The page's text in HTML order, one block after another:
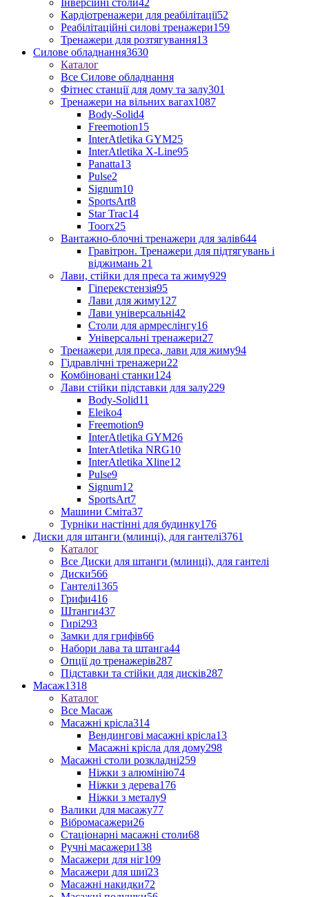
Інверсійні столи42
Кардіотренажери для реабілітації52
Реабілітаційні силові тренажери159
Тренажери для розтягування13
Силове обладнання3630
Каталог
Все Силове обладнання
Фітнес станції для дому та залу301
Тренажери на вільних вагах1087
Body-Solid4
Freemotion15
InterAtletika GYM25
InterAtletika X-Line95
Panatta13
Pulse2
Signum10
SportsArt8
Star Trac14
Toorx25
Вантажно-блочні тренажери для залів644
Гравітрон. Тренажери для підтягувань і
віджимань 21
Лави, стійки для преса та жиму929
Гіперекстензія95
Лави для жиму127
Лави універсальні42
Столи для армреслінгу16
Універсальні тренажери27
Тренажери для преса, лави для жиму94
Гідравлічні тренажери22
Комбіновані станки124
Лави стійки підставки для залу229
Body-Solid11
Eleiko4
Freemotion9
InterAtletika GYM26
InterAtletika NRG10
InterAtletika Xline12
Pulse9
Signum12
SportsArt7
Машини Сміта37
Турніки настінні для будинку176
Диски для штанги (млинці), для гантелі3761
Каталог
Все Диски для штанги (млинці), для гантелі
Диски566
Гантелі1365
Грифи416
Штанги437
Гирі293
Замки для грифів66
Набори лава та штанга44
Опції до тренажерів287
Підставки та стійки для дисків287
Масаж1318
Каталог
Все Масаж
Масажні крісла314
Вендингові масажні крісла13
Масажні крісла для дому298
Масажні столи розкладні259
Ніжки з алюмінію74
Ніжки з дерева176
Ніжки з металу9
Валики для масажу77
Вібромасажери26
Стаціонарні масажні столи68
Ручні масажери138
Масажери для ніг109
Масажери для шиї23
Масажні накидки72